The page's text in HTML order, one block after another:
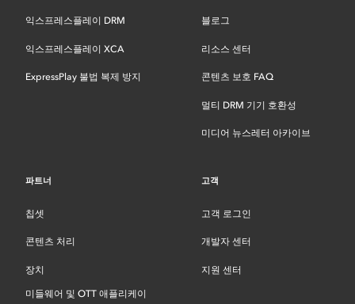
익스프레스플레이 DRM
익스프레스플레이 XCA
ExpressPlay 불법 복제 방지
블로그
리소스 센터
콘텐츠 보호 FAQ
멀티 DRM 기기 호환성
미디어 뉴스레터 아카이브
파트너
칩셋
콘텐츠 처리
장치
미들웨어 및 OTT 애플리케이
고객
고객 로그인
개발자 센터
지원 센터